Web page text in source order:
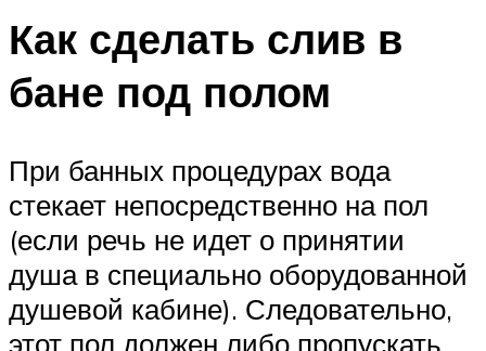
Как сделать слив в
бане под полом
При банных процедурах вода
стекает непосредственно на пол
(если речь не идет о принятии
душа в специально оборудованной
душевой кабине). Следовательно,
этот пол должен либо пропускать